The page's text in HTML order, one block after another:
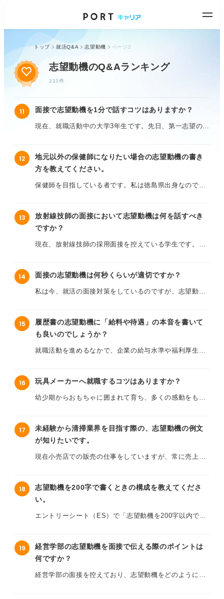
トップ 就活Q&A 志望動機 ページ2
志望動機のQ&Aランキング
223件
11 面接で志望動機を1分で話すコツはありますか？
現在、就職活動中の大学3年生です。先日、第一志望の企
まとめられませんでした。
面接官から時間を指定されると、焦ってしまっていつも
1分という短い時間で志望動機を伝えるには、どのような
構成で話せば良いでしょうか？ 面接でとっさに1分で話
くべきことがあればアドバイスをお願いします。
12
地元以外の保健師になりたい場合の志望動機の書き
方を教えてください。
保健師を目指している者です。私は徳島県出身なのです
な場合、保健師採用の志望動機ではどのようにアピール
すれば良いのでしょうか？
すが、地元以外で保健師になることへの明確な理由にな
が、地元に貢献したいという志望動機を掲げている人よ
りも評価されやすいテーマが思いつかないため、何かア
ドバイスをいただけないでしょうか？ よろしくお願いい
たします。
13
放射線技師の面接において志望動機は何を話すべき
ですか？
現在、放射線技師の採用面接を控えている学生です。志
す。
技師を選んだのか」という理由が薄っぺらく感じられた
りして、これで本当に面接を乗り切れるか不安です。
周りの友人はすでに内定をもらっている人もいて、自分
せん。
放射線技師の面接において、学生が志望動機を話す際に
14 面接の志望動機は何秒くらいが適切ですか？
私は今、就活の面接対策をしているのですが、志望動機
目安に作成すれば良いのでしょうか？
話す時間が短すぎると熱意が伝わらない気がするし、長
て、毎回手応えがなく終わってしまいます。
面接で志望動機を伝えるときは、何秒〜何分くらいが理
のコツなどもあれば教えてください。
15
履歴書の志望動機に「給料や待遇」の本音を書いて
も良いのでしょうか？
就職活動を進めるなかで、企業の給与水準や福利厚生に
のか悩んでいます。
めてしまうのではないか」や「仕事内容に興味がないの
では」とネガティブにとらえられないか不安です。
かといって、建前ばかりの志望動機を書くことにも違和
もし給料や待遇を志望理由に含める場合、どのような表
現に変換すれば、仕事への意欲とセットでポジティブに
伝えることができるのでしょうか？
音と建前をうまく調和させて熱意を伝えるテクニックに
ついてアドバイスをお願いします。
16 玩具メーカーへ就職するコツはありますか？
幼少期からおもちゃに囲まれて育ち、多くの感動をもら
しかしいざ志望動機を書き始めると、どうしても「製品
のファンであること」や「思い出話」が中心になってし
少子化が進むなかで、業界が抱える課題に対して自分な
好家」と「プロ志望」の境界線はどこにあるのでしょう
キャラクタービジネスや海外展開など、多角化する現在
の玩具業界において、採用担当者が学生のどこを見て
「一緒に働きたい」と判断するのかが知りたいです。
17
未経験から清掃業界を目指す際の、志望動機の例文
が知りたいです。
現在小売店での販売の仕事をしていますが、常に売上ノ
転職を考えています。
しかし清掃の実務経験はまったくなく、志望動機で「な
私のように販売系の異業種出身者が清掃の仕事を目指す
ば良いでしょうか。具体的な例文も含めアドバイスいた
18
志望動機を200字で書くときの構成を教えてくださ
い。
エントリーシート（ES）で「志望動機を200字以内で書
書きたいことはあるものの、文字数を意識すると内容が
散らばってしまったり、逆に浅くなってしまったりして
19
経営学部の志望動機を面接で伝える際のポイントは
何ですか？
経営学部の面接を控えており、志望動機をどのように話